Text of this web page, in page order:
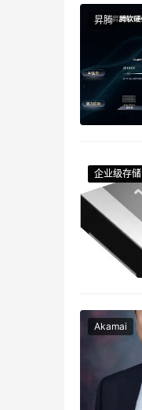
昇腾
企业级存储
企业级存储
企业级存储
企业级存储
Akamai